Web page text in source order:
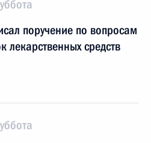
поручение по вопросам
лекарственных средств